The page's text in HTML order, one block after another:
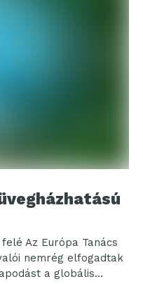
Az Európa Tanács
nemrég elfogadtak
a globális